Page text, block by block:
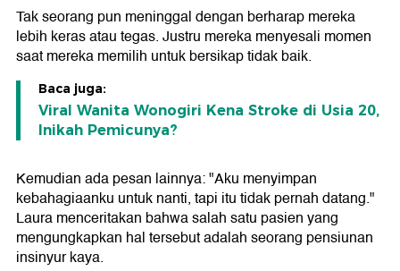
Tak seorang pun meninggal dengan berharap mereka
lebih keras atau tegas. Justru mereka menyesali momen
saat mereka memilih untuk bersikap tidak baik.
Baca juga:
Viral Wanita Wonogiri Kena Stroke di Usia 20,
Inikah Pemicunya?
Kemudian ada pesan lainnya: "Aku menyimpan
kebahagiaanku untuk nanti, tapi itu tidak pernah datang."
Laura menceritakan bahwa salah satu pasien yang
mengungkapkan hal tersebut adalah seorang pensiunan
insinyur kaya.